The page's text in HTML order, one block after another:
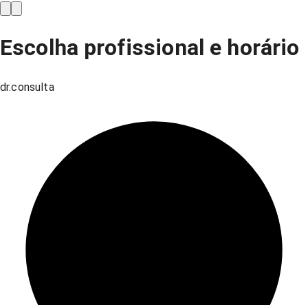
Escolha profissional e horário
dr.consulta